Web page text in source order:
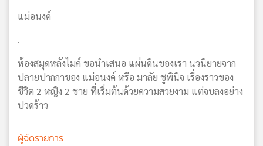
แม่อนงค์
.
ห้องสมุดหลังไมค์ ขอนำเสนอ แผ่นดินของเรา นวนิยายจาก
ปลายปากกาของ แม่อนงค์ หรือ มาลัย ชูพินิจ เรื่องราวของ
ชีวิต 2 หญิง 2 ชาย ที่เริ่มต้นด้วยความสวยงาม แต่จบลงอย่าง
ปวดร้าว
ผู้จัดรายการ